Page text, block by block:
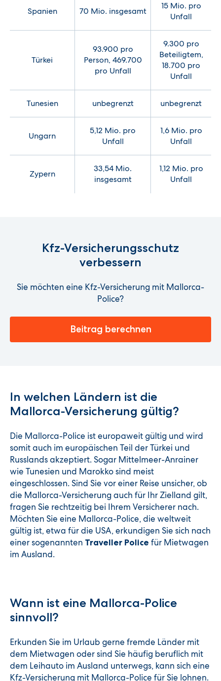
Spanien 70 Mio. insgesamt
15 Mio. pro
Unfall
Türkei
93.900 pro
Person, 469.700
pro Unfall
9.300 pro
Beteiligtem,
18.700 pro
Unfall
Tunesien unbegrenzt unbegrenzt
Ungarn
5,12 Mio. pro
Unfall
1,6 Mio. pro
Unfall
Zypern
33,54 Mio.
insgesamt
1,12 Mio. pro
Unfall
Kfz-Versicherungsschutz
verbessern
Sie möchten eine Kfz-Versicherung mit Mallorca-
Police?
Beitrag berechnen
In welchen Ländern ist die
Mallorca-Versicherung gültig?
Die Mallorca-Police ist europaweit gültig und wird
somit auch im europäischen Teil der Türkei und
Russlands akzeptiert. Sogar Mittelmeer-Anrainer
wie Tunesien und Marokko sind meist
eingeschlossen. Sind Sie vor einer Reise unsicher, ob
die Mallorca-Versicherung auch für Ihr Zielland gilt,
fragen Sie rechtzeitig bei Ihrem Versicherer nach.
Möchten Sie eine Mallorca-Police, die weltweit
gültig ist, etwa für die USA, erkundigen Sie sich nach
einer sogenannten Traveller Police für Mietwagen
im Ausland.
Wann ist eine Mallorca-Police
sinnvoll?
Erkunden Sie im Urlaub gerne fremde Länder mit
dem Mietwagen oder sind Sie häufig beruflich mit
dem Leihauto im Ausland unterwegs, kann sich eine
Kfz-Versicherung mit Mallorca-Police für Sie lohnen.